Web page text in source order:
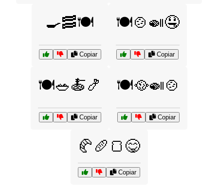
🍳🥓🍽️
Copiar
🍽️🍲🍛🤤
Copiar
🍽️🥗🍝🍤
Copiar
🍽️🥘🍛🍲
Copiar
🥐🥖🍞😋
Copiar